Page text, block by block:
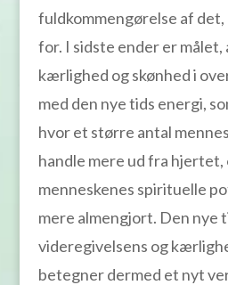
fuldkommengørelse af
for. I sidste ender er
kærlighed og skønhed i
med den nye tids energi,
hvor et større antal
handle mere ud fra hjertet,
menneskenes spirituelle
mere almengjort. Den nye
videregivelsens og
betegner dermed et nyt